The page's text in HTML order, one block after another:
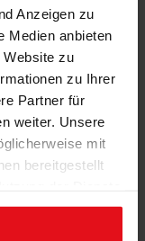
Anzeigen zu
Medien anbieten
Website zu
zu Ihrer
Partner für
weiter. Unsere
mit
bereitgestellt